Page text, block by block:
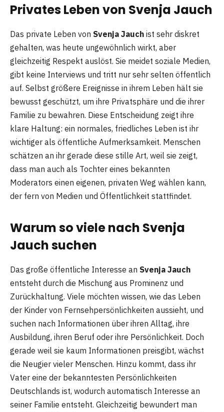
Privates Leben von Svenja Jauch
Das private Leben von Svenja Jauch ist sehr diskret
gehalten, was heute ungewöhnlich wirkt, aber
gleichzeitig Respekt auslöst. Sie meidet soziale Medien,
gibt keine Interviews und tritt nur sehr selten öffentlich
auf. Selbst größere Ereignisse in ihrem Leben hält sie
bewusst geschützt, um ihre Privatsphäre und die ihrer
Familie zu bewahren. Diese Entscheidung zeigt ihre
klare Haltung: ein normales, friedliches Leben ist ihr
wichtiger als öffentliche Aufmerksamkeit. Menschen
schätzen an ihr gerade diese stille Art, weil sie zeigt,
dass man auch als Tochter eines bekannten
Moderators einen eigenen, privaten Weg wählen kann,
der fern von Medien und Öffentlichkeit stattfindet.
Warum so viele nach Svenja
Jauch suchen
Das große öffentliche Interesse an Svenja Jauch
entsteht durch die Mischung aus Prominenz und
Zurückhaltung. Viele möchten wissen, wie das Leben
der Kinder von Fernsehpersönlichkeiten aussieht, und
suchen nach Informationen über ihren Alltag, ihre
Ausbildung, ihren Beruf oder ihre Persönlichkeit. Doch
gerade weil sie kaum Informationen preisgibt, wächst
die Neugier vieler Menschen. Hinzu kommt, dass ihr
Vater eine der bekanntesten Persönlichkeiten
Deutschlands ist, wodurch automatisch Interesse an
seiner Familie entsteht. Gleichzeitig bewundert man